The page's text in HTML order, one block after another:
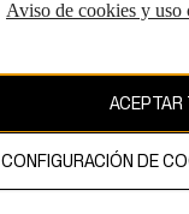
Aviso de cookies y uso
ACEPTAR
CONFIGURACIÓN DE